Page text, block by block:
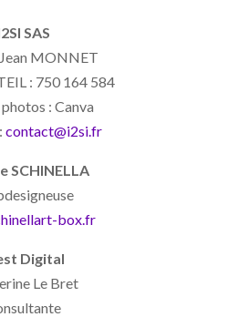
SAS
MONNET
: 750 164 584
: Canva
contact@i2si.fr
SCHINELLA
box.fr
Digital
Le Bret